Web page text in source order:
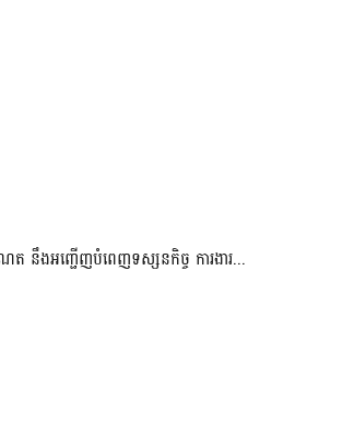
នឹងអញ្ជើញបំពេញទស្សនកិច្ច ការងារ...